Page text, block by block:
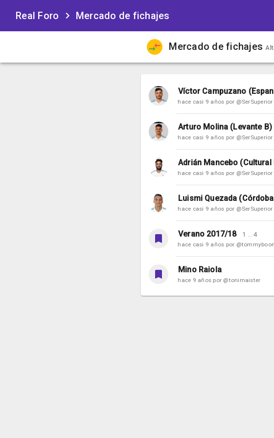
Real Foro Mercado de fichajes
Mercado de fichajes
Víctor Campuzano
hace casi 9 años por @SerSuperior
Arturo Molina (Levante B)
hace casi 9 años por @SerSuperior
Adrián Mancebo (Cultural
hace casi 9 años por @SerSuperior
Luismi Quezada
hace casi 9 años por @SerSuperior
Verano 2017/18 1 …4
hace casi 9 años por
Mino Raiola
hace 9 años por @tonimaister